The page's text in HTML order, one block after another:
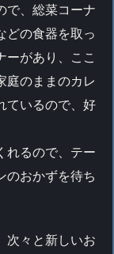
で、総菜コーナ
どの食器を取っ
ーがあり、ここ
庭のままのカレ
ているので、好
れるので、テー
のおかずを待ち
次々と新しいお